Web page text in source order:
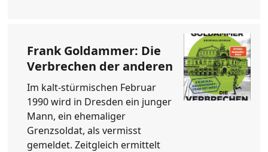
Frank Goldammer: Die
Verbrechen der anderen
Im kalt-stürmischen Februar
1990 wird in Dresden ein junger
Mann, ein ehemaliger
Grenzsoldat, als vermisst
gemeldet. Zeitgleich ermittelt